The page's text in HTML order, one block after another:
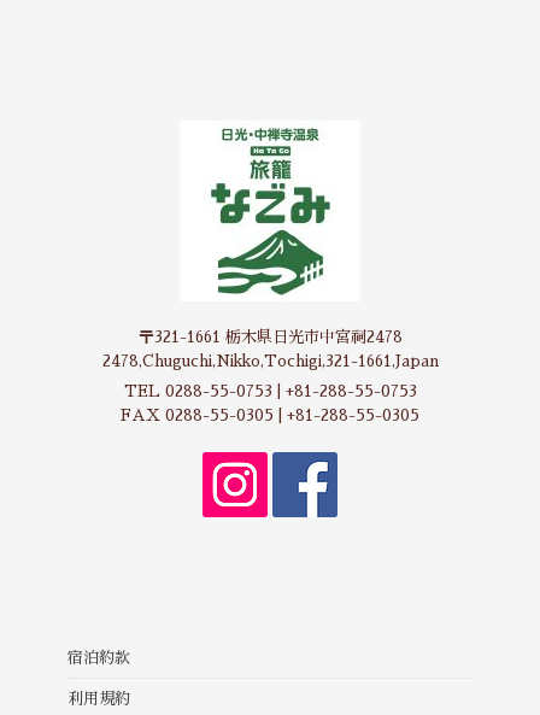
〒321-1661 栃木県日光市中宮祠2478
2478,Chuguchi,Nikko,Tochigi,321-1661,Japan
TEL 0288-55-0753 | +81-288-55-0753
FAX 0288-55-0305 | +81-288-55-0305
宿泊約款
利用規約